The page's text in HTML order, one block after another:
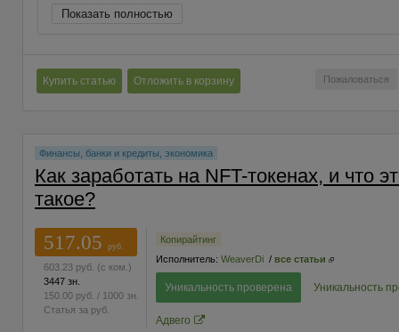
Показать полностью
Пожаловаться
Купить статью Отложить в корзину
Финансы, банки и кредиты, экономика
Как заработать на NFT-токенах, и что
такое?
517.05
руб.
603.23 руб. (с ком.)
3447 зн.
150.00 руб. / 1000 зн.
Статья за руб.
Копирайтинг
Исполнитель: WeaverDi / все статьи
Уникальность проверена Уникальность
Адвего